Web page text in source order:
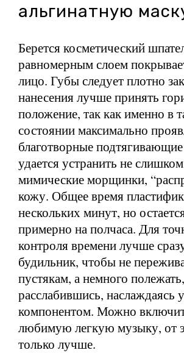
альгинатную
Берется косметический
равномерным слоем
лицо. Губы следует плотно
нанесения лучше принять
положение, так как именно в
состоянии максимально
благотворные подтягивающие
удается устранить не
мимические морщинки,
кожу. Общее время
нескольких минут, но
примерно на полчаса. Для
контроля времени лучше
будильник, чтобы не
пустякам, а немного
расслабившись, наслаждаясь
компонентом. Можно
любимую легкую музыку, от
только лучше.